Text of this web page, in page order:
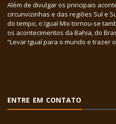
Além de divulgar os principais
circunvizinhas e das regiões Sul e
do tempo, o Iguaí Mix tornou-se
os acontecimentos da Bahia, do
“Levar Iguaí para o mundo e trazer
ENTRE EM CONTATO